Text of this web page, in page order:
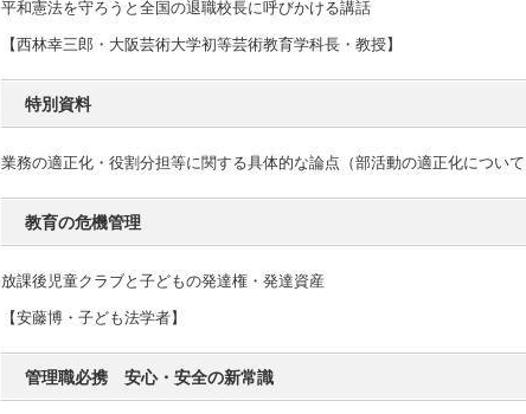
平和憲法を守ろうと全国の退職校長に呼びかける講話
【西林幸三郎・大阪芸術大学初等芸術教育学科長・教授】
特別資料
業務の適正化・役割分担等に関する具体的な論点（部活動の適正化について
教育の危機管理
放課後児童クラブと子どもの発達権・発達資産
【安藤博・子ども法学者】
管理職必携 安心・安全の新常識